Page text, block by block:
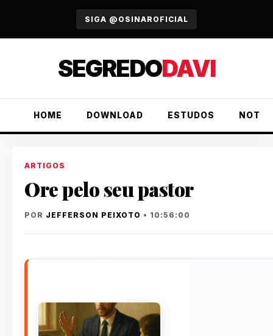
SIGA @OSINAROFICIAL
SEGREDODAVI
HOME DOWNLOAD ESTUDOS
ARTIGOS
Ore pelo seu pastor
POR JEFFERSON PEIXOTO • 10:56:00